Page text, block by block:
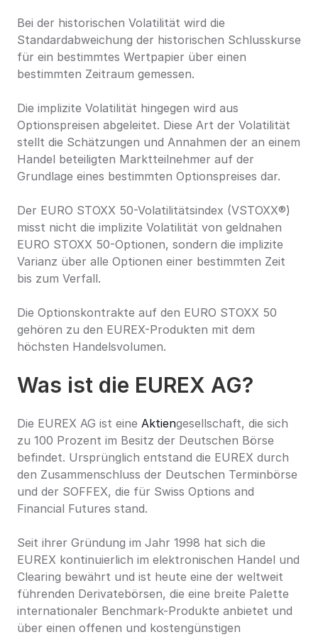
Bei der historischen Volatilität wird die
Standardabweichung der historischen Schlusskurse
für ein bestimmtes Wertpapier über einen
bestimmten Zeitraum gemessen.
Die implizite Volatilität hingegen wird aus
Optionspreisen abgeleitet. Diese Art der Volatilität
stellt die Schätzungen und Annahmen der an einem
Handel beteiligten Marktteilnehmer auf der
Grundlage eines bestimmten Optionspreises dar.
Der EURO STOXX 50-Volatilitätsindex (VSTOXX®)
misst nicht die implizite Volatilität von geldnahen
EURO STOXX 50-Optionen, sondern die implizite
Varianz über alle Optionen einer bestimmten Zeit
bis zum Verfall.
Die Optionskontrakte auf den EURO STOXX 50
gehören zu den EUREX-Produkten mit dem
höchsten Handelsvolumen.
Was ist die EUREX AG?
Die EUREX AG ist eine Aktiengesellschaft, die sich
zu 100 Prozent im Besitz der Deutschen Börse
befindet. Ursprünglich entstand die EUREX durch
den Zusammenschluss der Deutschen Terminbörse
und der SOFFEX, die für Swiss Options and
Financial Futures stand.
Seit ihrer Gründung im Jahr 1998 hat sich die
EUREX kontinuierlich im elektronischen Handel und
Clearing bewährt und ist heute eine der weltweit
führenden Derivatebörsen, die eine breite Palette
internationaler Benchmark-Produkte anbietet und
über einen offenen und kostengünstigen